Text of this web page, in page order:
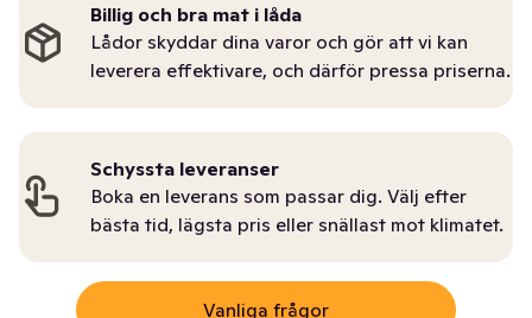
Billig och bra mat i låda
Lådor skyddar dina varor och gör att vi kan
leverera effektivare, och därför pressa priserna.
Schyssta leveranser
Boka en leverans som passar dig. Välj efter
bästa tid, lägsta pris eller snällast mot klimatet.
Vanliga frågor